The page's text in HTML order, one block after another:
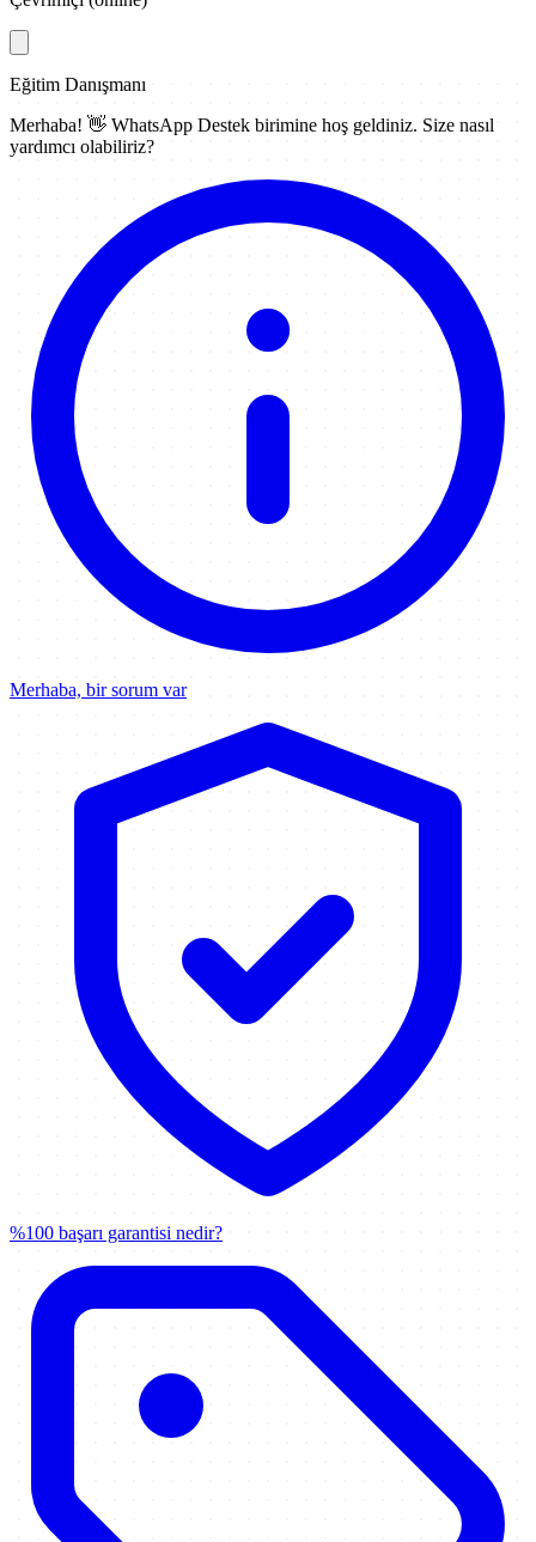
Eğitim Danışmanı
Merhaba! 👋 WhatsApp Destek birimine hoş geldiniz. Size nasıl
yardımcı olabiliriz?
Merhaba, bir sorum var
%100 başarı garantisi nedir?